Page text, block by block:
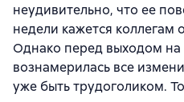
неудивительно, что ее
недели кажется
Однако перед выходом на
вознамерилась все
уже быть трудоголиком.